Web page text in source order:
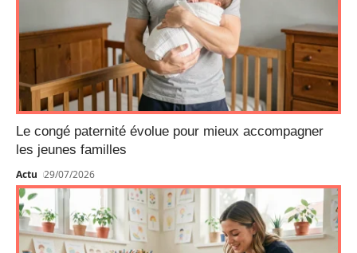
Le congé paternité évolue pour mieux accompagner
les jeunes familles
Actu 29/07/2026